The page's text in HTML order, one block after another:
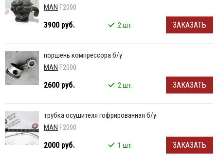
MAN F2000
3900 руб. 2 шт. ЗАКАЗАТЬ
поршень компрессора б/у
MAN F2000
2600 руб. 2 шт. ЗАКАЗАТЬ
трубка осушителя гофрированная б/у
MAN F2000
2000 руб. 1 шт. ЗАКАЗАТЬ